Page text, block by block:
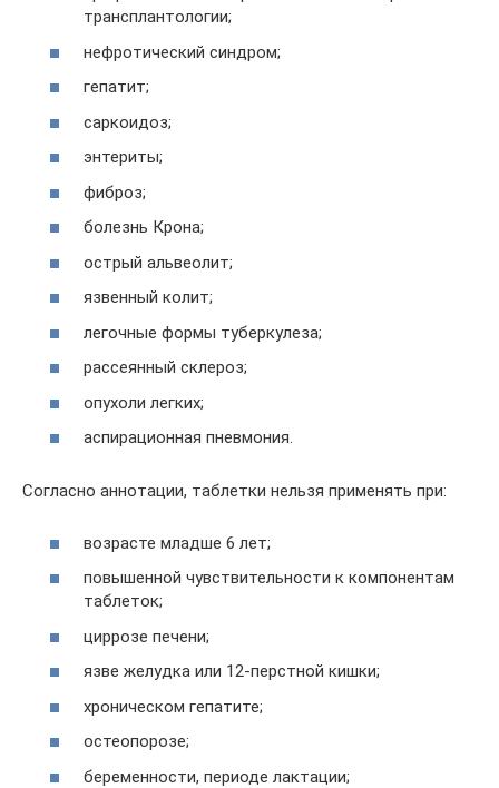
трансплантологии;
нефротический синдром;
гепатит;
саркоидоз;
энтериты;
фиброз;
болезнь Крона;
острый альвеолит;
язвенный колит;
легочные формы туберкулеза;
рассеянный склероз;
опухоли легких;
аспирационная пневмония.
Согласно аннотации, таблетки нельзя применять при:
возрасте младше 6 лет;
повышенной чувствительности к компонентам
таблеток;
циррозе печени;
язве желудка или 12-перстной кишки;
хроническом гепатите;
остеопорозе;
беременности, периоде лактации;